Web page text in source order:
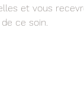
et vous
ce soin.